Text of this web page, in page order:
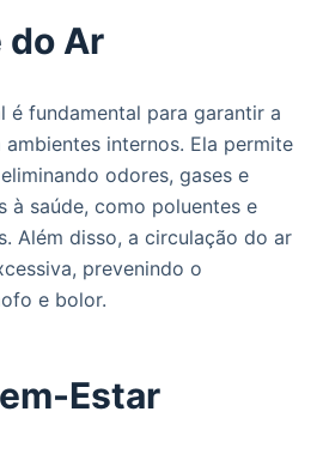
do Ar
é fundamental para garantir a
internos. Ela permite
odores, gases e
à saúde, como poluentes e
Além disso, a circulação do ar
prevenindo o
e bolor.
Estar